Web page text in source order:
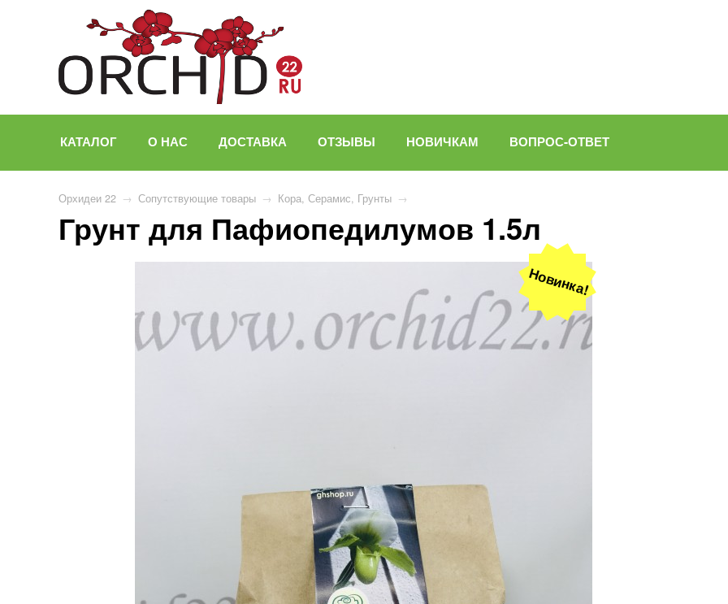
КАТАЛОГ О НАС ДОСТАВКА ОТЗЫВЫ НОВИЧКАМ ВОПРОС-ОТВЕТ
Орхидеи 22 → Сопутствующие товары → Кора, Серамис, Грунты →
Грунт для Пафиопедилумов 1.5л
Новинка!